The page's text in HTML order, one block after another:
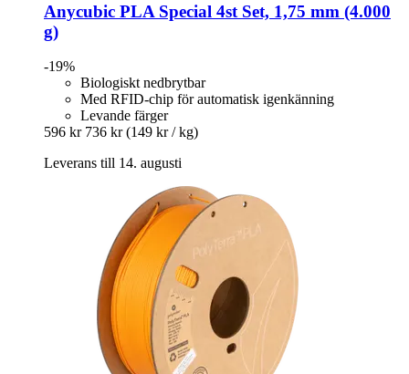
Anycubic PLA Special 4st Set, 1,75 mm (4.000
g)
-19%
Biologiskt nedbrytbar
Med RFID-chip för automatisk igenkänning
Levande färger
596 kr 736 kr (149 kr / kg)
Leverans till 14. augusti